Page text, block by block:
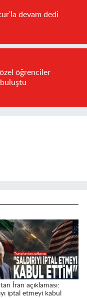
devam dedi
öğrenciler
İran açıklaması:
iptal etmeyi kabul